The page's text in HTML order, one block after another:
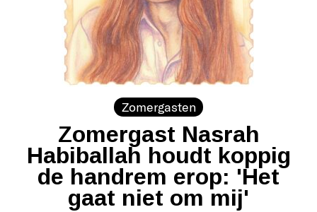
Zomergasten
Zomergast Nasrah
Habiballah houdt koppig
de handrem erop: 'Het
gaat niet om mij'